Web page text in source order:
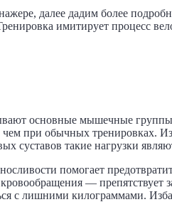
далее дадим более
имитирует процесс
основные мышечные
чем при обычных
суставов такие нагрузки
помогает
— препятствует
с лишними килограммами.